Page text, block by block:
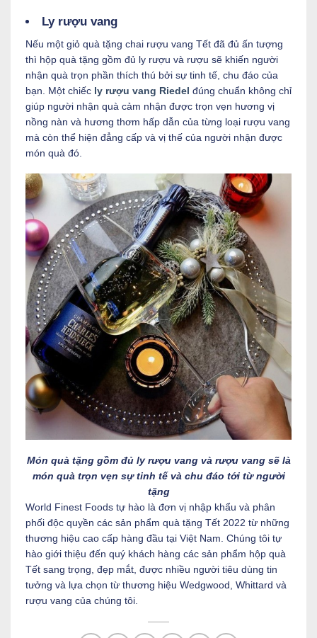
Ly rượu vang
Nếu một giỏ quà tặng chai rượu vang Tết đã đủ ấn tượng
thì hộp quà tặng gồm đủ ly rượu và rượu sẽ khiến người
nhận quà trọn phần thích thú bởi sự tinh tế, chu đáo của
bạn. Một chiếc ly rượu vang Riedel đúng chuẩn không chỉ
giúp người nhận quà cảm nhận được trọn vẹn hương vị
nồng nàn và hương thơm hấp dẫn của từng loại rượu vang
mà còn thể hiện đẳng cấp và vị thế của người nhận được
món quà đó.
Món quà tặng gồm đủ ly rượu vang và rượu vang sẽ là
món quà trọn vẹn sự tinh tế và chu đáo tới từ người
tặng
World Finest Foods tự hào là đơn vị nhập khẩu và phân
phối độc quyền các sản phẩm quà tặng Tết 2022 từ những
thương hiệu cao cấp hàng đầu tại Việt Nam. Chúng tôi tự
hào giới thiệu đến quý khách hàng các sản phẩm hộp quà
Tết sang trọng, đẹp mắt, được nhiều người tiêu dùng tin
tưởng và lựa chọn từ thương hiệu Wedgwood, Whittard và
rượu vang của chúng tôi.